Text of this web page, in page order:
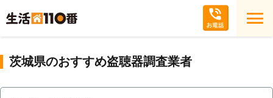
茨城県のおすすめ盗聴器調査業者